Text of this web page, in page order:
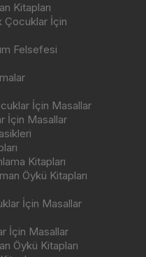
Kitapları
Çocuklar İçin
Felsefesi
İçin Masallar
İçin Masallar
Kitapları
Öykü Kitapları
İçin Masallar
İçin Masallar
Öykü Kitapları